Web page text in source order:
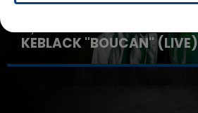
KEBLACK "BOUCAN" (LIVE)